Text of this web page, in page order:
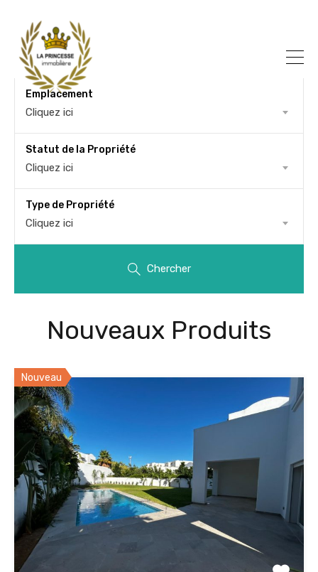
Emplacement
Cliquez ici
Statut de la Propriété
Cliquez ici
Type de Propriété
Cliquez ici
Chercher
NouveauxProduits
Nouveau